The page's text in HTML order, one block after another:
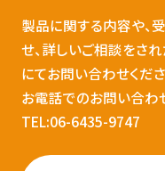
製品に関する内容や、
せ、詳しいご相談をさ
にてお問い合わせくださ
お電話でのお問い合わ
TEL:06-6435-9747